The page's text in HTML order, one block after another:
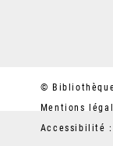
©
Mentions
Accessibilité